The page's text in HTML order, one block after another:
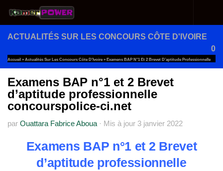
Au dessous du contenu
ACTUALITÉS SUR LES CONCOURS CÔTE D'IVOIRE
0
Accueil » Actualités Sur Les Concours Côte D'Ivoire » Examens BAP N°1 Et 2 Brevet D’aptitude Professionnelle
Concourspolice-Ci.net
Examens BAP n°1 et 2 Brevet
d’aptitude professionnelle
concourspolice-ci.net
par Ouattara Fabrice Aboua · Mis à jour 3 janvier 2022
Examens BAP n°1 et 2 Brevet
d’aptitude professionnelle